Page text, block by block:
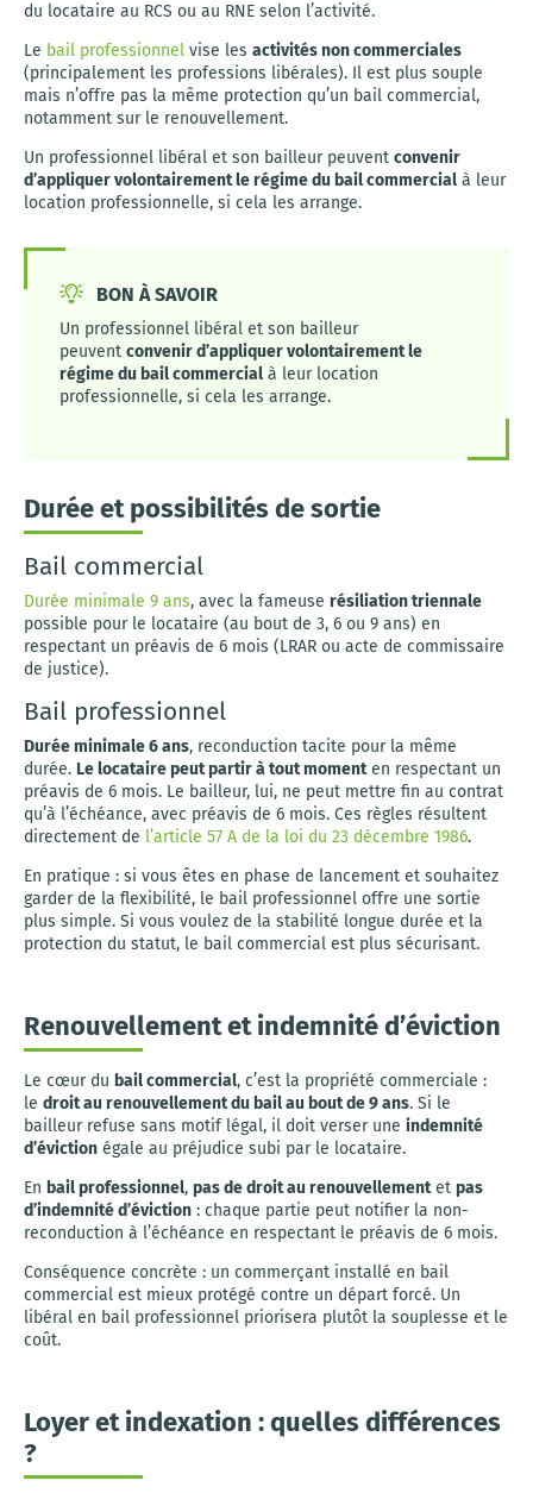
du locataire au RCS ou au RNE selon l’activité.
Le bail professionnel vise les activités non commerciales
(principalement les professions libérales). Il est plus souple
mais n’offre pas la même protection qu’un bail commercial,
notamment sur le renouvellement.
Un professionnel libéral et son bailleur peuvent convenir
d’appliquer volontairement le régime du bail commercial à leur
location professionnelle, si cela les arrange.
BON À SAVOIR
Un professionnel libéral et son bailleur
peuvent convenir d’appliquer volontairement le
régime du bail commercial à leur location
professionnelle, si cela les arrange.
Durée et possibilités de sortie
Bail commercial
Durée minimale 9 ans, avec la fameuse résiliation triennale
possible pour le locataire (au bout de 3, 6 ou 9 ans) en
respectant un préavis de 6 mois (LRAR ou acte de commissaire
de justice).
Bail professionnel
Durée minimale 6 ans, reconduction tacite pour la même
durée. Le locataire peut partir à tout momenten respectant un
préavis de 6 mois. Le bailleur, lui, ne peut mettre fin au contrat
qu’à l’échéance, avec préavis de 6 mois. Ces règles résultent
directement de l’article 57 A de la loi du 23 décembre 1986.
En pratique : si vous êtes en phase de lancement et souhaitez
garder de la flexibilité, le bail professionnel offre une sortie
plus simple. Si vous voulez de la stabilité longue durée et la
protection du statut, le bail commercial est plus sécurisant.
Renouvellement et indemnité d’éviction
Le cœur du bail commercial, c’est la propriété commerciale :
le droit au renouvellement du bail au bout de 9 ans. Si le
bailleur refuse sans motif légal, il doit verser une indemnité
d’éviction égale au préjudice subi par le locataire.
En bail professionnel, pas de droit au renouvellementet pas
d’indemnité d’éviction : chaque partie peut notifier la non-
reconduction à l’échéance en respectant le préavis de 6 mois.
Conséquence concrète : un commerçant installé en bail
commercial est mieux protégé contre un départ forcé. Un
libéral en bail professionnel priorisera plutôt la souplesse et le
coût.
Loyer et indexation : quelles différences
?